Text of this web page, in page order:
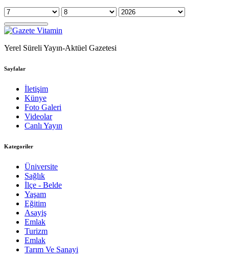
Yerel Süreli Yayın-Aktüel Gazetesi
Sayfalar
İletişim
Künye
Foto Galeri
Videolar
Canlı Yayın
Kategoriler
Üniversite
Sağlık
İlçe - Belde
Yaşam
Eğitim
Asayiş
Emlak
Turizm
Emlak
Tarım Ve Sanayi